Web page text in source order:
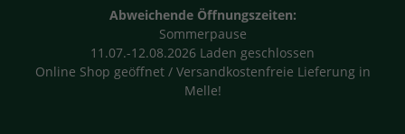
Abweichende Öffnungszeiten:
Sommerpause
11.07.-12.08.2026 Laden geschlossen
Online Shop geöffnet / Versandkostenfreie Lieferung in
Melle!